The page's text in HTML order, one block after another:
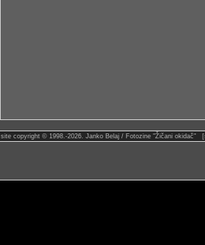
site copyright © 1998.-2026. Janko Belaj / Fotozine "Žičani okidač"